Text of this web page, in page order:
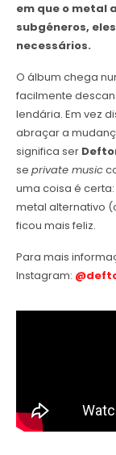
em que o metal
subgéneros,
necessários.
O álbum chega
facilmente
lendária. Em vez
abraçar a
significa ser
se private music
uma coisa é
metal alternativo
ficou mais feliz.
Para mais
Instagram: